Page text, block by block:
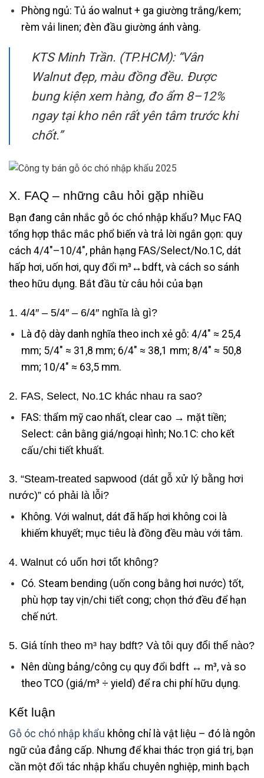
Phòng ngủ: Tủ áo walnut + ga giường trắng/kem;
rèm vải linen; đèn đầu giường ánh vàng.
KTS Minh Trần. (TP.HCM): “Vân
Walnut đẹp, màu đồng đều. Được
bung kiện xem hàng, đo ẩm 8–12%
ngay tại kho nên rất yên tâm trước khi
chốt.”
X. FAQ – những câu hỏi gặp nhiều
Bạn đang cân nhắc gỗ óc chó nhập khẩu? Mục FAQ
tổng hợp thắc mắc phổ biến và trả lời ngắn gọn: quy
cách 4/4″–10/4″, phân hạng FAS/Select/No.1C, dát
hấp hơi, uốn hơi, quy đổi m³↔bdft, và cách so sánh
theo hữu dụng. Bắt đầu từ câu hỏi của bạn
1. 4/4″ – 5/4″ – 6/4″ nghĩa là gì?
Là độ dày danh nghĩa theo inch xẻ gỗ: 4/4″ ≈ 25,4
mm; 5/4″ ≈ 31,8 mm; 6/4″ ≈ 38,1 mm; 8/4″ ≈ 50,8
mm; 10/4″ ≈ 63,5 mm.
2. FAS, Select, No.1C khác nhau ra sao?
FAS: thẩm mỹ cao nhất, clear cao → mặt tiền;
Select: cân bằng giá/ngoại hình; No.1C: cho kết
cấu/chi tiết khuất.
3. “Steam-treated sapwood (dát gỗ xử lý bằng hơi
nước)” có phải là lỗi?
Không. Với walnut, dát đã hấp hơi không coi là
khiếm khuyết; mục tiêu là đồng đều màu với tâm.
4. Walnut có uốn hơi tốt không?
Có. Steam bending (uốn cong bằng hơi nước) tốt,
phù hợp tay vịn/chi tiết cong; chọn thớ đều để hạn
chế nứt.
5. Giá tính theo m³ hay bdft? Và tôi quy đổi thế nào?
Nên dùng bảng/công cụ quy đổi bdft ↔ m³, và so
theo TCO (giá/m³ ÷ yield) để ra chi phí hữu dụng.
Kết luận
Gỗ óc chó nhập khẩu không chỉ là vật liệu – đó là ngôn
ngữ của đẳng cấp. Nhưng để khai thác trọn giá trị, bạn
cần một đối tác nhập khẩu chuyên nghiệp, minh bạch